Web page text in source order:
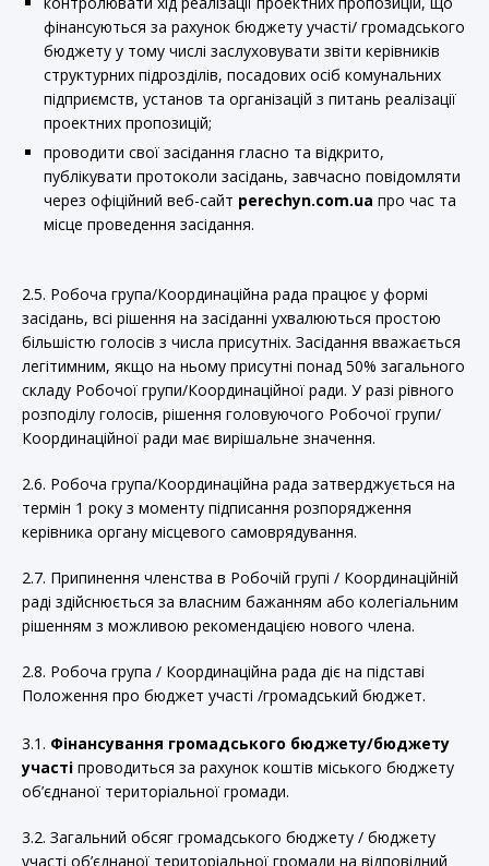
фінансуються за рахунок бюджету участі/ громадського
бюджету у тому числі заслуховувати звіти керівників
структурних підрозділів, посадових осіб комунальних
підприємств, установ та організацій з питань реалізації
проектних пропозицій;
проводити свої засідання гласно та відкрито,
публікувати протоколи засідань, завчасно повідомляти
через офіційний веб-сайт perechyn.com.ua про час та
місце проведення засідання.
2.5. Робоча група/Координаційна рада працює у формі
засідань, всі рішення на засіданні ухвалюються простою
більшістю голосів з числа присутніх. Засідання вважається
легітимним, якщо на ньому присутні понад 50% загального
складу Робочої групи/Координаційної ради. У разі рівного
розподілу голосів, рішення головуючого Робочої групи/
Координаційної ради має вирішальне значення.
2.6. Робоча група/Координаційна рада затверджується на
термін 1 року з моменту підписання розпорядження
керівника органу місцевого самоврядування.
2.7. Припинення членства в Робочій групі / Координаційній
раді здійснюється за власним бажанням або колегіальним
рішенням з можливою рекомендацією нового члена.
2.8. Робоча група / Координаційна рада діє на підставі
Положення про бюджет участі /громадський бюджет.
3.1. Фінансування громадського бюджету/бюджету
участі проводиться за рахунок коштів міського бюджету
об’єднаної територіальної громади.
3.2. Загальний обсяг громадського бюджету / бюджету
участі об’єднаної територіальної громади на відповідний